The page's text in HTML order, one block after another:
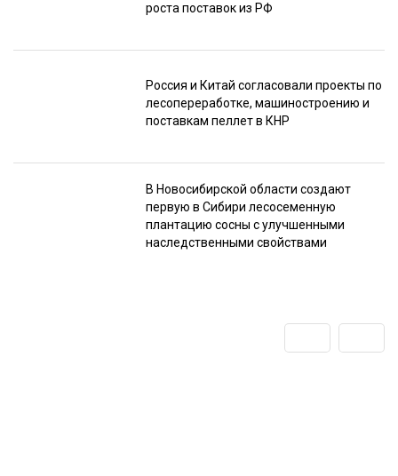
роста поставок из РФ
Россия и Китай согласовали проекты по
лесопереработке, машиностроению и
поставкам пеллет в КНР
В Новосибирской области создают
первую в Сибири лесосеменную
плантацию сосны с улучшенными
наследственными свойствами